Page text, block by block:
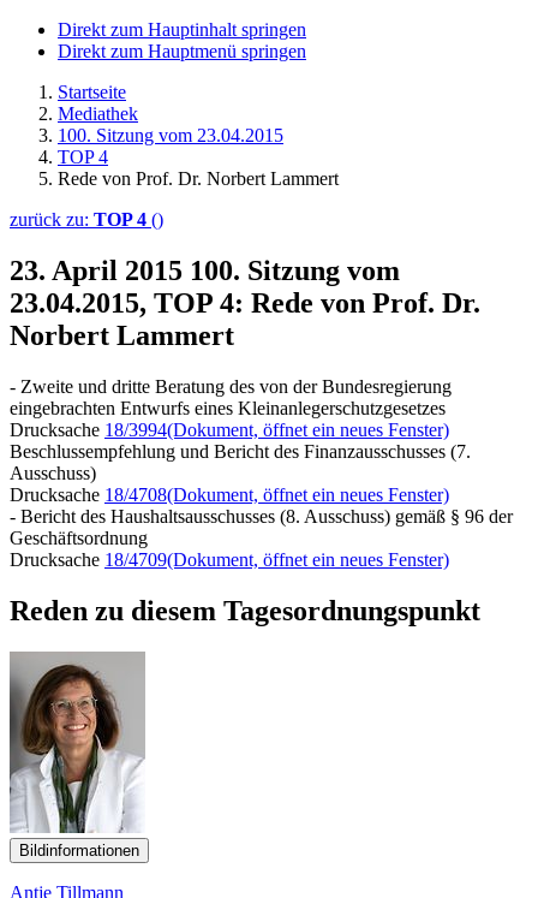
Direkt zum Hauptinhalt springen
Direkt zum Hauptmenü springen
Startseite
Mediathek
100. Sitzung vom 23.04.2015
TOP 4
Rede von Prof. Dr. Norbert Lammert
zurück zu: TOP 4 ()
23. April 2015 100. Sitzung vom
23.04.2015, TOP 4: Rede von Prof. Dr.
Norbert Lammert
- Zweite und dritte Beratung des von der Bundesregierung
eingebrachten Entwurfs eines Kleinanlegerschutzgesetzes
Drucksache 18/3994(Dokument, öffnet ein neues Fenster)
Beschlussempfehlung und Bericht des Finanzausschusses (7.
Ausschuss)
Drucksache 18/4708(Dokument, öffnet ein neues Fenster)
- Bericht des Haushaltsausschusses (8. Ausschuss) gemäß § 96 der
Geschäftsordnung
Drucksache 18/4709(Dokument, öffnet ein neues Fenster)
Reden zu diesem Tagesordnungspunkt
Bildinformationen
Antje Tillmann